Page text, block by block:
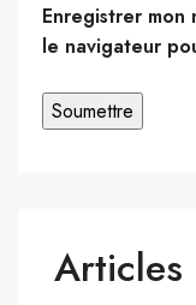
Enregistrer mon
le navigateur
Articles